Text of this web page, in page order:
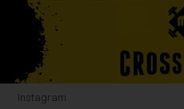
Instagram